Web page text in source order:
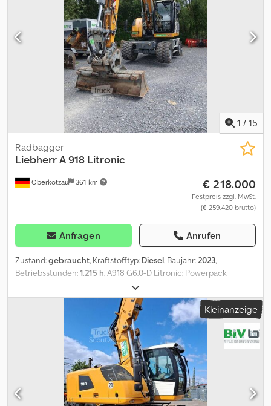
Schnellwechsler LIKUFIX 48; Inkl. 2x Tieflöffel und 1x
Grabenräumlöffel. = Weitere Informationen = Antrieb: Rad
Leergewicht: 19.000 kg Dkodpozqaq Iofx Acmsr Seriennummer:
1185/143314 Lieferbedingungen: EXW Produktionsland: DE
Wenden Sie sich an Frank Beck, um weitere Informationen zu
1 / 15
Oberkotzau 361 km
Radbagger
LiebherrA 918 Litronic
€ 218.000
Festpreis zzgl. MwSt.
(€ 259.420 brutto)
Anfragen Anrufen
Zustand:gebraucht, Kraftstofftyp: Diesel, Baujahr:2023,
Betriebsstunden:1.215 h, A918 G6.0-D Litronic; Powerpack
Abgasstufe V; Rohrbruchsicherung Stielzylinder; LIDAT Hardware;
Abstützplanierschild hinten 2.550 mm breit; Zwillings-Bereifung
Liebherr EM 22 (290-90-20 PR 18); Vorwärmung Kraftstoff;
Fahrersitz Comfort; LED Scheinwerfer; Hydraulik für Hammer,
Scheren und Greifer; Verstellausleger 5,25 m; Löffelstiel 2,45 m;
Schnellwechsler LIKUFIX 48; Vorbereitung Straßenzulassung
Deutschland; Inkl. 2x Tieflöffel und 1x Grabenräumlöffel.
Dkedpfxszp Hlvj Acmer = Weitere Informationen = Antrieb: Rad
Leergewicht: 17.000 kg Seriennummer: 1184/152375
Lieferbedingungen: EXW Produktionsland: DE Wenden Sie sich
Kleinanzeige